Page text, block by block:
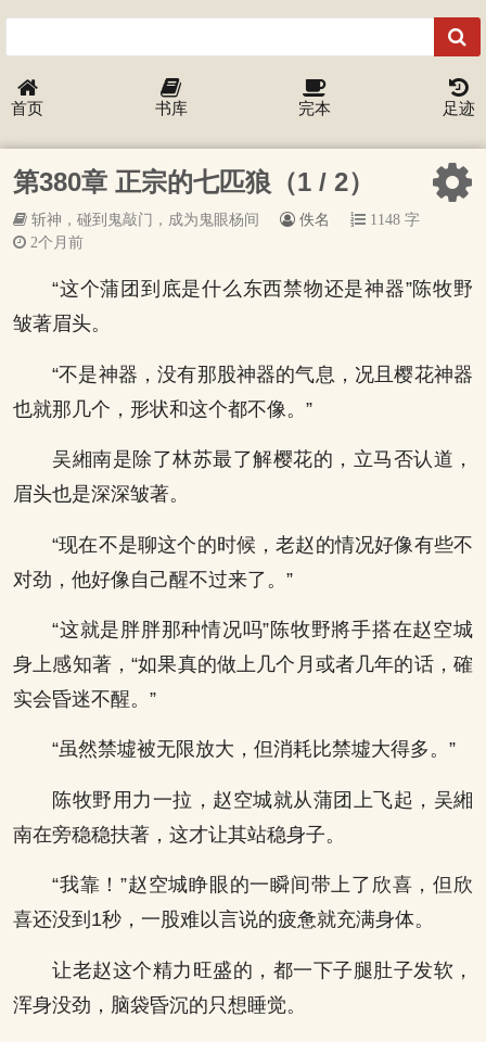
首页 书库 完本 足迹
第380章 正宗的七匹狼（1 / 2）
斩神，碰到鬼敲门，成为鬼眼杨间 佚名
1148 字
2个月前
“这个蒲团到底是什么东西禁物还是神器”陈牧野
皱著眉头。
“不是神器，没有那股神器的气息，况且樱花神器
也就那几个，形状和这个都不像。”
吴緗南是除了林苏最了解樱花的，立马否认道，
眉头也是深深皱著。
“现在不是聊这个的时候，老赵的情况好像有些不
对劲，他好像自己醒不过来了。”
“这就是胖胖那种情况吗”陈牧野將手搭在赵空城
身上感知著，“如果真的做上几个月或者几年的话，確
实会昏迷不醒。”
“虽然禁墟被无限放大，但消耗比禁墟大得多。”
陈牧野用力一拉，赵空城就从蒲团上飞起，吴緗
南在旁稳稳扶著，这才让其站稳身子。
“我靠！”赵空城睁眼的一瞬间带上了欣喜，但欣
喜还没到1秒，一股难以言说的疲惫就充满身体。
让老赵这个精力旺盛的，都一下子腿肚子发软，
浑身没劲，脑袋昏沉的只想睡觉。